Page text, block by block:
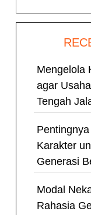
Mengelola
agar
Tengah
Karakter
Generasi
Modal
Rahasia